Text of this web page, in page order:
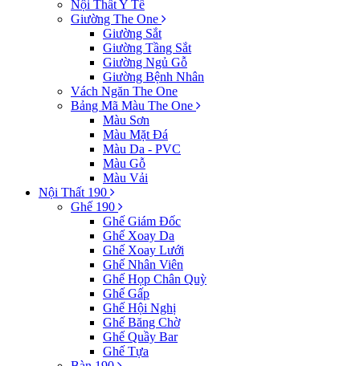
Nội Thất Y Tế
Giường The One
Giường Sắt
Giường Tầng Sắt
Giường Ngủ Gỗ
Giường Bệnh Nhân
Vách Ngăn The One
Bảng Mã Màu The One
Màu Sơn
Màu Mặt Đá
Màu Da - PVC
Màu Gỗ
Màu Vải
Nội Thất 190
Ghế 190
Ghế Giám Đốc
Ghế Xoay Da
Ghế Xoay Lưới
Ghế Nhân Viên
Ghế Họp Chân Quỳ
Ghế Gấp
Ghế Hội Nghị
Ghế Băng Chờ
Ghế Quầy Bar
Ghế Tựa